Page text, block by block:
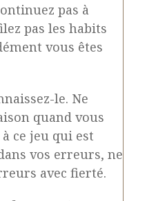
pas à
pas les habits
vous êtes
le. Ne
quand vous
ce jeu qui est
vos erreurs, ne
avec fierté.